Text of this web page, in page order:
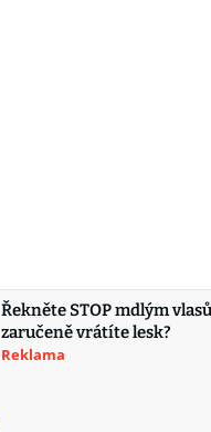
Řekněte STOP mdlým
zaručeně vrátíte lesk?
Reklama